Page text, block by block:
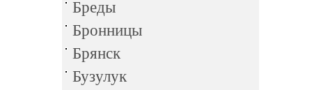
Бреды
Бронницы
Брянск
Бузулук